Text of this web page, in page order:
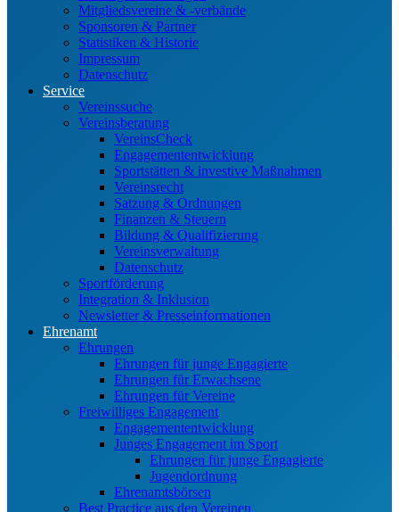
Mitgliedsvereine & -verbände
Sponsoren & Partner
Statistiken & Historie
Impressum
Datenschutz
Service
Vereinssuche
Vereinsberatung
VereinsCheck
Engagemententwicklung
Sportstätten & investive Maßnahmen
Vereinsrecht
Satzung & Ordnungen
Finanzen & Steuern
Bildung & Qualifizierung
Vereinsverwaltung
Datenschutz
Sportförderung
Integration & Inklusion
Newsletter & Presseinformationen
Ehrenamt
Ehrungen
Ehrungen für junge Engagierte
Ehrungen für Erwachsene
Ehrungen für Vereine
Freiwilliges Engagement
Engagemententwicklung
Junges Engagement im Sport
Ehrungen für junge Engagierte
Jugendordnung
Ehrenamtsbörsen
Best Practice aus den Vereinen